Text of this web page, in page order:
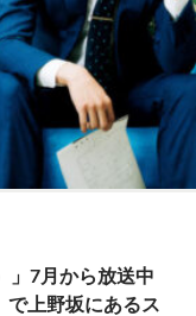
」7月から放送中
で上野坂にあるス